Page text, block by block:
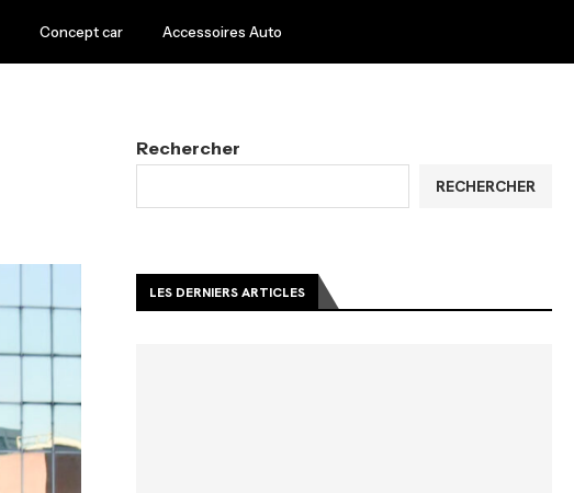
Concept car Accessoires Auto
Rechercher
RECHERCHER
LES DERNIERS ARTICLES